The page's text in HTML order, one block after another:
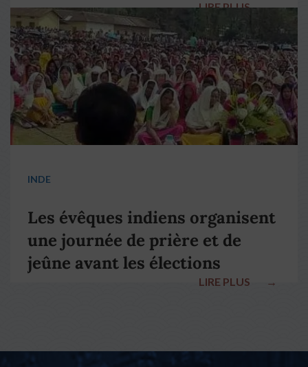
pape François
LIRE PLUS →
INDE
Les évêques indiens organisent
une journée de prière et de
jeûne avant les élections
LIRE PLUS →